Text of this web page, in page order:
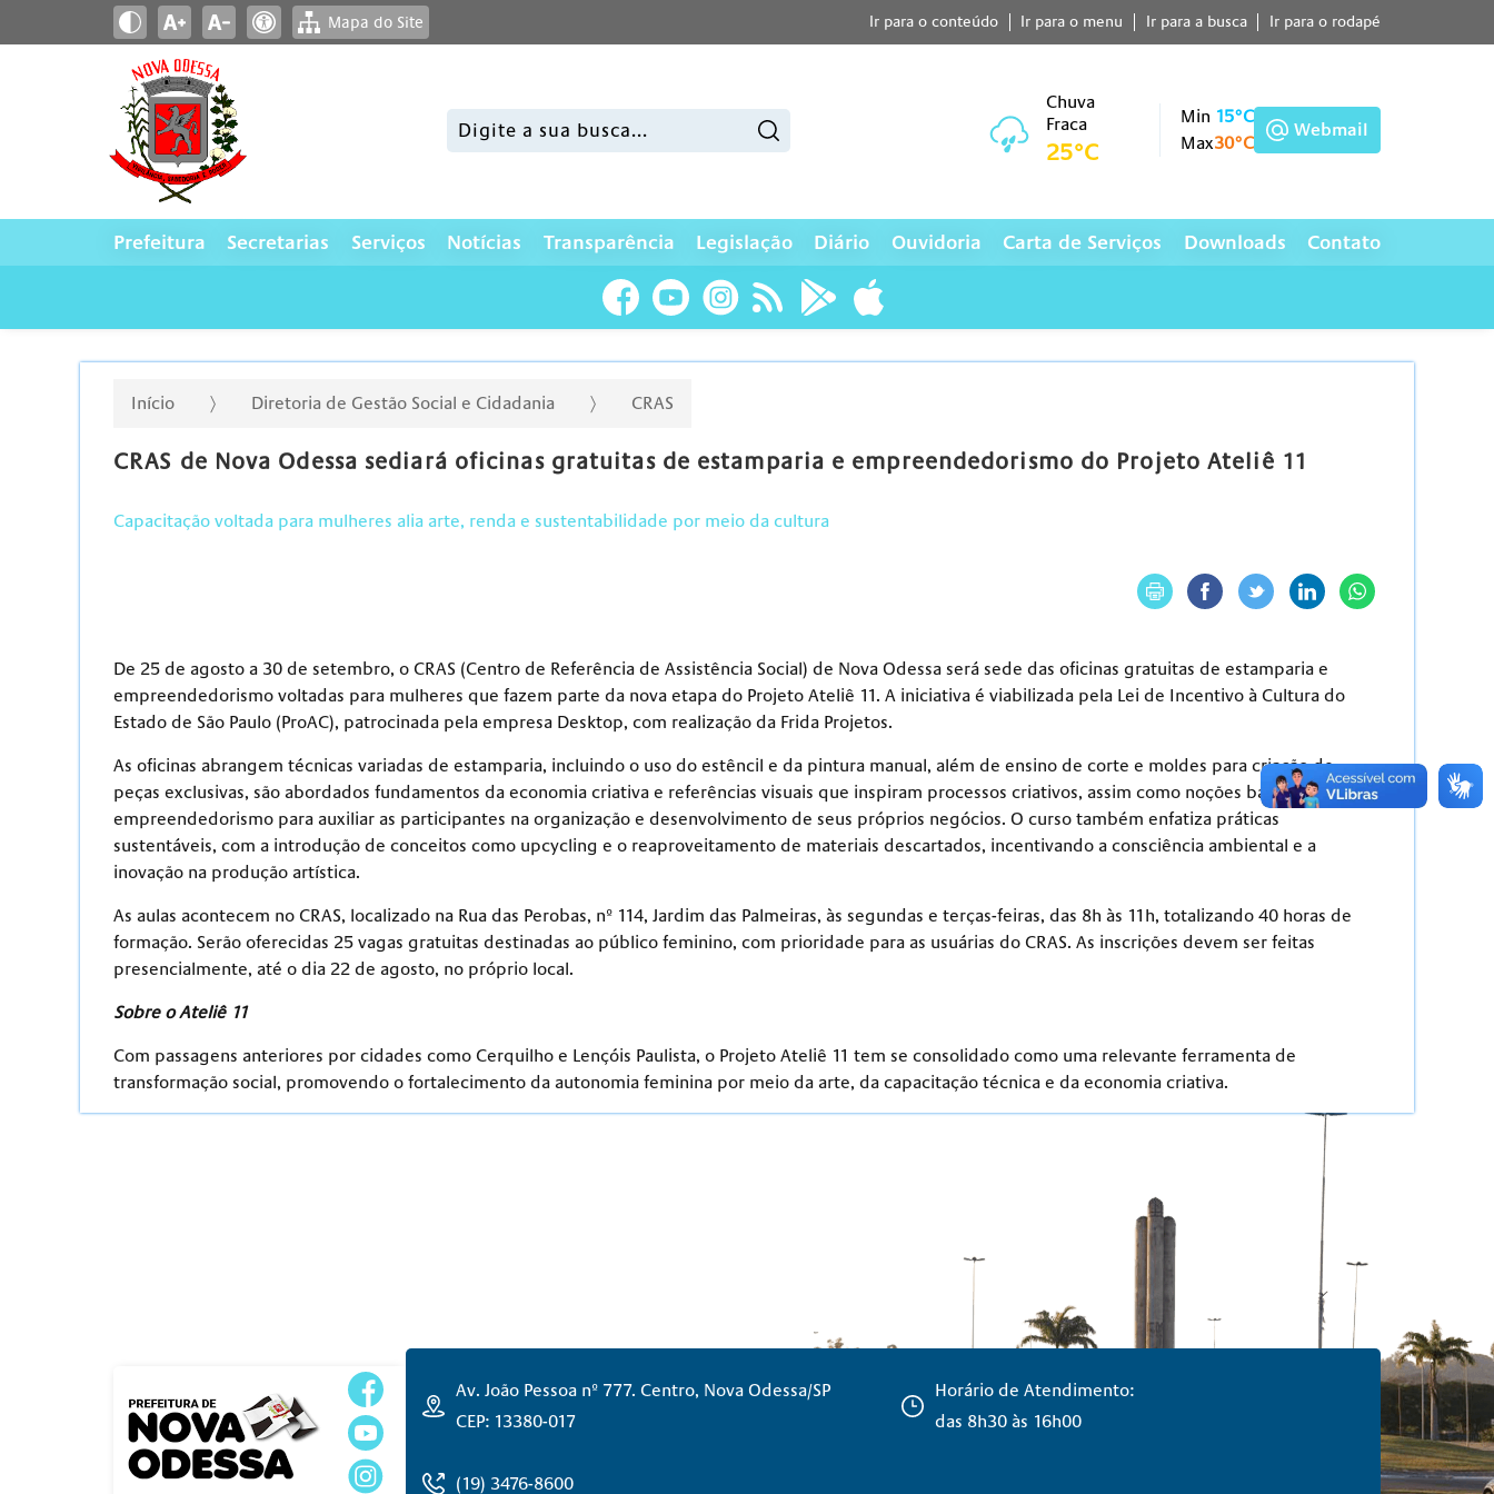
Mapa do Site Ir para o conteúdo Ir para o menu Ir para a busca Ir para o rodapé
Pesquisar:
Chuva
Fraca
25°C
Min 15°C
Max30°C
Webmail
Prefeitura Secretarias Serviços Notícias Transparência Legislação Diário Ouvidoria Carta de Serviços Downloads Contato
Início Diretoria de Gestão Social e Cidadania CRAS
CRAS de Nova Odessa sediará oficinas gratuitas de estamparia e empreendedorismo do Projeto Ateliê 11
Capacitação voltada para mulheres alia arte, renda e sustentabilidade por meio da cultura
De 25 de agosto a 30 de setembro, o CRAS (Centro de Referência de Assistência Social) de Nova Odessa será sede das oficinas gratuitas de estamparia e
empreendedorismo voltadas para mulheres que fazem parte da nova etapa do Projeto Ateliê 11. A iniciativa é viabilizada pela Lei de Incentivo à Cultura do
Estado de São Paulo (ProAC), patrocinada pela empresa Desktop, com realização da Frida Projetos.
As oficinas abrangem técnicas variadas de estamparia, incluindo o uso do estêncil e da pintura manual, além de ensino de corte e moldes para criação de
peças exclusivas, são abordados fundamentos da economia criativa e referências visuais que inspiram processos criativos, assim como noções básicas de
empreendedorismo para auxiliar as participantes na organização e desenvolvimento de seus próprios negócios. O curso também enfatiza práticas
sustentáveis, com a introdução de conceitos como upcycling e o reaproveitamento de materiais descartados, incentivando a consciência ambiental e a
inovação na produção artística.
As aulas acontecem no CRAS, localizado na Rua das Perobas, nº 114, Jardim das Palmeiras, às segundas e terças-feiras, das 8h às 11h, totalizando 40 horas de
formação. Serão oferecidas 25 vagas gratuitas destinadas ao público feminino, com prioridade para as usuárias do CRAS. As inscrições devem ser feitas
presencialmente, até o dia 22 de agosto, no próprio local.
Sobre o Ateliê 11
Com passagens anteriores por cidades como Cerquilho e Lençóis Paulista, o Projeto Ateliê 11 tem se consolidado como uma relevante ferramenta de
transformação social, promovendo o fortalecimento da autonomia feminina por meio da arte, da capacitação técnica e da economia criativa.
Av. João Pessoa nº 777. Centro, Nova Odessa/SP
CEP: 13380-017
Horário de Atendimento:
das 8h30 às 16h00
(19) 3476-8600